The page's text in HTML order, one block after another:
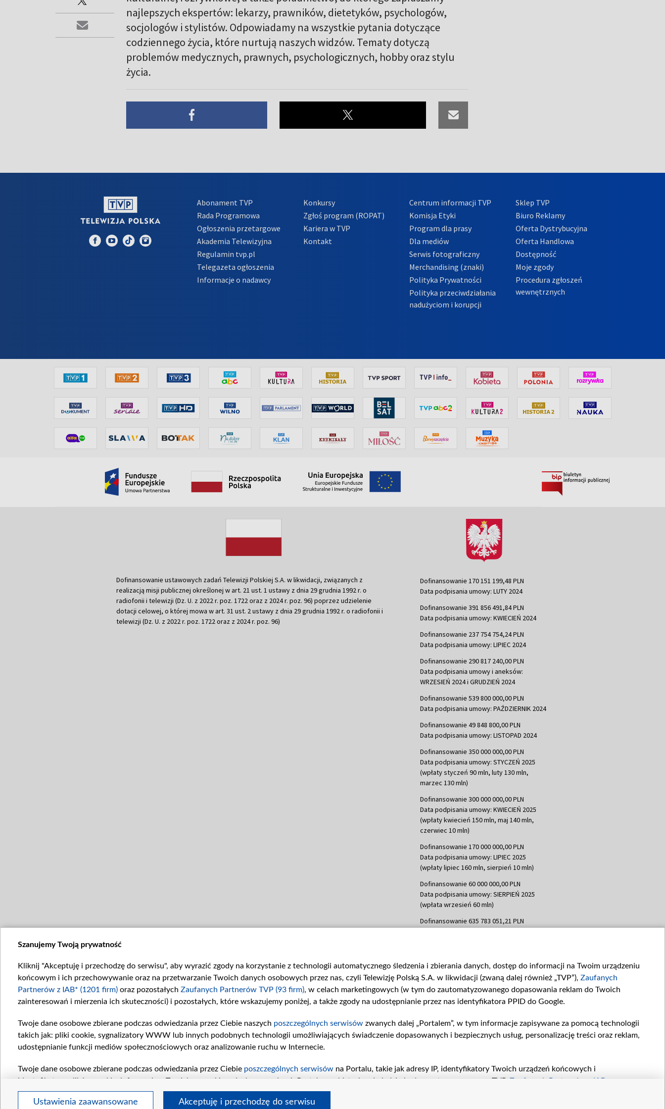
najlepszych ekspertów: lekarzy, prawników, dietetyków, psychologów,
socjologów i stylistów. Odpowiadamy na wszystkie pytania dotyczące
codziennego życia, które nurtują naszych widzów. Tematy dotyczą
problemów medycznych, prawnych, psychologicznych, hobby oraz stylu
życia.
Abonament TVP
Rada Programowa
Ogłoszenia przetargowe
Akademia Telewizyjna
Regulamin tvp.pl
Telegazeta ogłoszenia
Informacje o nadawcy
Konkursy
Zgłoś program (ROPAT)
Kariera w TVP
Kontakt
Centrum informacji TVP
Komisja Etyki
Program dla prasy
Dla mediów
Serwis fotograficzny
Merchandising (znaki)
Polityka Prywatności
Polityka przeciwdziałania
nadużyciom i korupcji
Sklep TVP
Biuro Reklamy
Oferta Dystrybucyjna
Oferta Handlowa
Dostępność
Moje zgody
Procedura zgłoszeń
wewnętrznych
Dofinansowanie ustawowych zadań Telewizji Polskiej S.A. w likwidacji, związanych z
realizacją misji publicznej określonej w art. 21 ust. 1 ustawy z dnia 29 grudnia 1992 r. o
radiofonii i telewizji (Dz. U. z 2022 r. poz. 1722 oraz z 2024 r. poz. 96) poprzez udzielenie
dotacji celowej, o której mowa w art. 31 ust. 2 ustawy z dnia 29 grudnia 1992 r. o radiofonii i
telewizji (Dz. U. z 2022 r. poz. 1722 oraz z 2024 r. poz. 96)
Dofinansowanie 170 151 199,48 PLN
Data podpisania umowy: LUTY 2024
Dofinansowanie 391 856 491,84 PLN
Data podpisania umowy: KWIECIEŃ 2024
Dofinansowanie 237 754 754,24 PLN
Data podpisania umowy: LIPIEC 2024
Dofinansowanie 290 817 240,00 PLN
Data podpisania umowy i aneksów:
WRZESIEŃ 2024 i GRUDZIEŃ 2024
Dofinansowanie 539 800 000,00 PLN
Data podpisania umowy: PAŹDZIERNIK 2024
Dofinansowanie 49 848 800,00 PLN
Data podpisania umowy: LISTOPAD 2024
Dofinansowanie 350 000 000,00 PLN
Data podpisania umowy: STYCZEŃ 2025
(wpłaty styczeń 90 mln, luty 130 mln,
marzec 130 mln)
Dofinansowanie 300 000 000,00 PLN
Data podpisania umowy: KWIECIEŃ 2025
(wpłaty kwiecień 150 mln, maj 140 mln,
czerwiec 10 mln)
Dofinansowanie 170 000 000,00 PLN
Data podpisania umowy: LIPIEC 2025
(wpłaty lipiec 160 mln, sierpień 10 mln)
Dofinansowanie 60 000 000,00 PLN
Data podpisania umowy: SIERPIEŃ 2025
(wpłata wrzesień 60 mln)
Dofinansowanie 635 783 051,21 PLN
Dofinansowanie 48 862 000,00 PLN
Data podpisania umowy: GRUDZIEŃ 2025
(wpłata grudzień 60,548 mln)
Dofinansowanie 900 000 000,00 PLN
26 lutego 80 mln, 4 marca 370 mln,8
kwiecień 180 mln, 7 maja 180 mln, 8
Data podpisania umowy LIPIEC 2026 (wpłata
Szanujemy Twoją prywatność
Kliknij "Akceptuję i przechodzę do serwisu", aby wyrazić zgody na korzystanie z technologii automatycznego śledzenia i zbierania danych, dostęp do informacji na Twoim urządzeniu
końcowym i ich przechowywanie oraz na przetwarzanie Twoich danych osobowych przez nas, czyli Telewizję Polską S.A. w likwidacji (zwaną dalej również „TVP”), Zaufanych
Partnerów z IAB* (1201 firm) oraz pozostałych Zaufanych Partnerów TVP (93 firm), w celach marketingowych (w tym do zautomatyzowanego dopasowania reklam do Twoich
zainteresowań i mierzenia ich skuteczności) i pozostałych, które wskazujemy poniżej, a także zgody na udostępnianie przez nas identyfikatora PPID do Google.
Twoje dane osobowe zbierane podczas odwiedzania przez Ciebie naszych poszczególnych serwisów zwanych dalej „Portalem”, w tym informacje zapisywane za pomocą technologii
takich jak: pliki cookie, sygnalizatory WWW lub innych podobnych technologii umożliwiających świadczenie dopasowanych i bezpiecznych usług, personalizację treści oraz reklam,
udostępnianie funkcji mediów społecznościowych oraz analizowanie ruchu w Internecie.
Twoje dane osobowe zbierane podczas odwiedzania przez Ciebie poszczególnych serwisów na Portalu, takie jak adresy IP, identyfikatory Twoich urządzeń końcowych i
identyfikatory plików cookie, informacje o Twoich wyszukiwaniach w serwisach Portalu czy historia odwiedzin będą przetwarzane przez TVP, Zaufanych Partnerów z IAB
pozostałychZaufanych Partnerów TVP
dla realizacji następujących celów i funkcji: przechowywania informacji na urządzeniu lub dostęp do nich, wyboru podstawowych reklam,
wyboru spersonalizowanych reklam, tworzenia profilu spersonalizowanych reklam, tworzenia profilu spersonalizowanych treści, wyboru spersonalizowanych treści, pomiaru
Ustawienia zaawansowane Akceptuję i przechodzę do serwisu